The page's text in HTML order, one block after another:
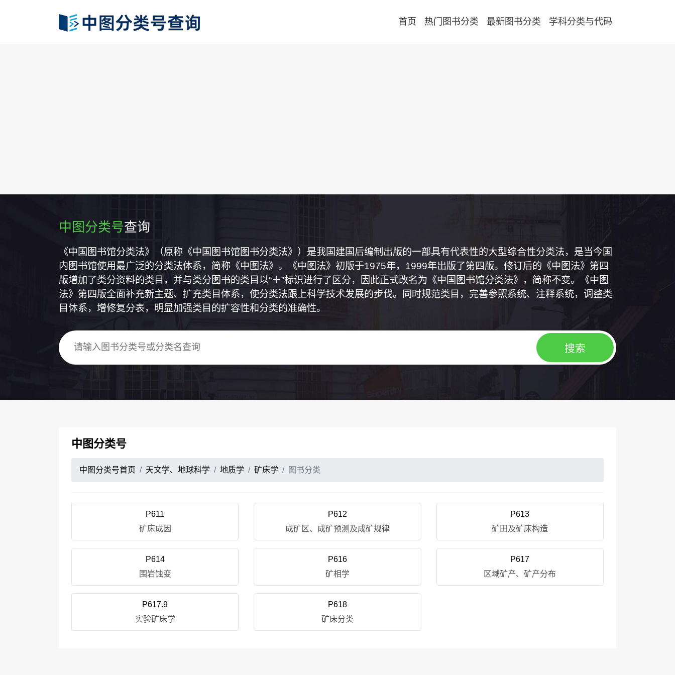
首页 热门图书分类 最新图书分类 学科分类与代码
中图分类号查询
《中国图书馆分类法》（原称《中国图书馆图书分类法》）是我国建国后编制出版的一部具有代表性的大型综合性分类法，是当今国
内图书馆使用最广泛的分类法体系，简称《中图法》。《中图法》初版于1975年，1999年出版了第四版。修订后的《中图法》第四
版增加了类分资料的类目，并与类分图书的类目以“＋”标识进行了区分，因此正式改名为《中国图书馆分类法》，简称不变。《中图
法》第四版全面补充新主题、扩充类目体系，使分类法跟上科学技术发展的步伐。同时规范类目，完善参照系统、注释系统，调整类
目体系，增修复分表，明显加强类目的扩容性和分类的准确性。
中图分类号
中图分类号首页 天文学、地球科学 地质学 矿床学 图书分类
P611
矿床成因
P612
成矿区、成矿预测及成矿规律
P613
矿田及矿床构造
P614
围岩蚀变
P616
矿相学
P617
区域矿产、矿产分布
P617.9
实验矿床学
P618
矿床分类